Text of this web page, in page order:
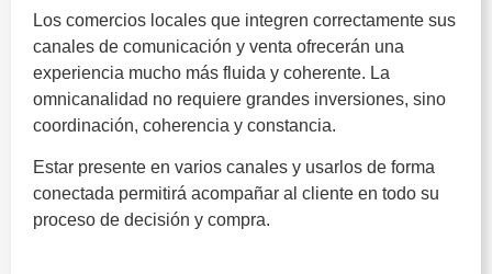
Los comercios locales que integren correctamente sus
canales de comunicación y venta ofrecerán una
experiencia mucho más fluida y coherente. La
omnicanalidad no requiere grandes inversiones, sino
coordinación, coherencia y constancia.
Estar presente en varios canales y usarlos de forma
conectada permitirá acompañar al cliente en todo su
proceso de decisión y compra.